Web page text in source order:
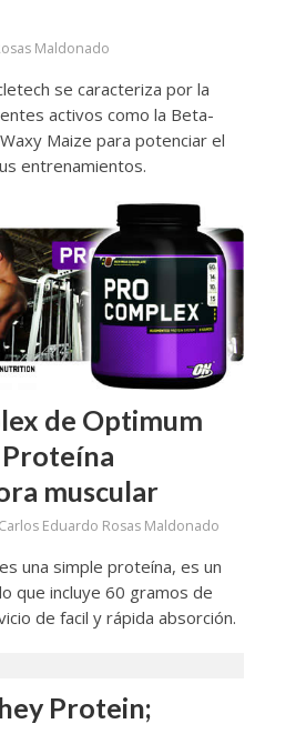
Maldonado
se caracteriza por la
activos como la Beta-
Maize para potenciar el
entrenamientos.
de Optimum
muscular
Carlos Eduardo Rosas Maldonado
una simple proteína, es un
que incluye 60 gramos de
de facil y rápida absorción.
Protein;